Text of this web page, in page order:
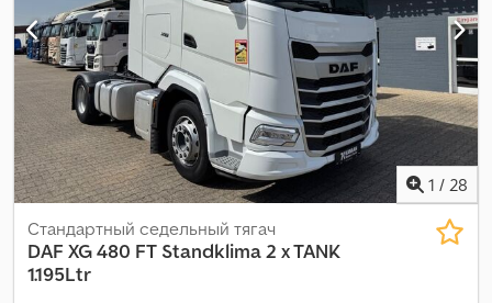
1 / 28
Стандартный седельный тягач
DAF XG 480 FT Standklima 2 x TANK
1.195Ltr